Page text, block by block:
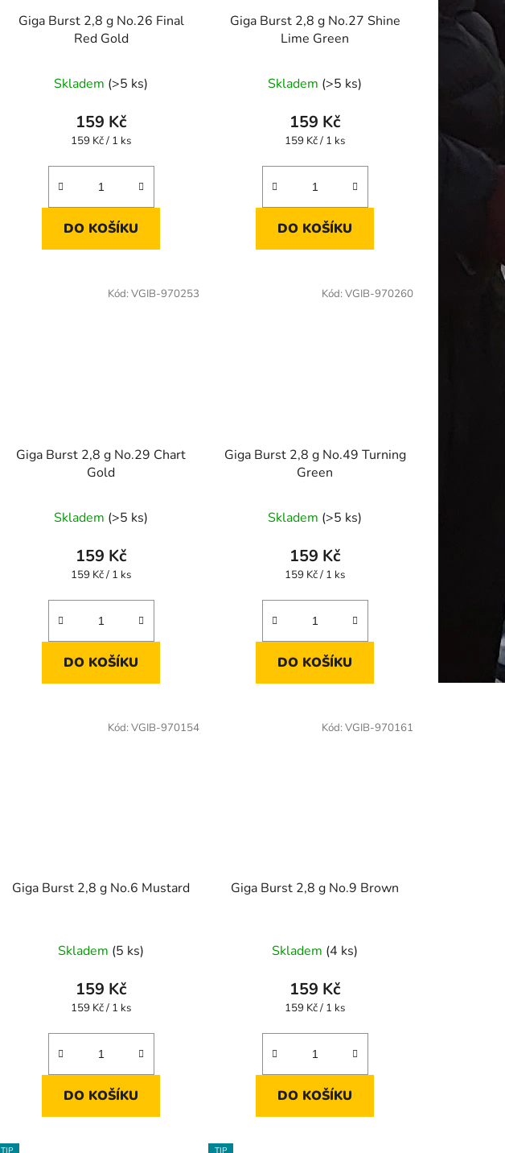
Giga Burst 2,8 g No.26 Final
Red Gold
Skladem (>5 ks)
159 Kč
Měrná
159 Kč / 1 ks
DO KOŠÍKU
Giga Burst 2,8 g No.27 Shine
Lime Green
Skladem (>5 ks)
159 Kč
Měrná
159 Kč / 1 ks
DO KOŠÍKU
Giga Burst 2,8 g No.29 Chart
Gold
Skladem (>5 ks)
159 Kč
Měrná
159 Kč / 1 ks
DO KOŠÍKU
Kód: VGIB-970253
Giga Burst 2,8 g No.49 Turning
Green
Skladem (>5 ks)
159 Kč
Měrná
159 Kč / 1 ks
DO KOŠÍKU
Kód: VGIB-970260
Giga Burst 2,8 g No.6 Mustard
Skladem (5 ks)
159 Kč
Měrná
159 Kč / 1 ks
DO KOŠÍKU
Kód: VGIB-970154
Giga Burst 2,8 g No.9 Brown
Skladem (4 ks)
159 Kč
Měrná
159 Kč / 1 ks
DO KOŠÍKU
Kód: VGIB-970161
TIP TIP